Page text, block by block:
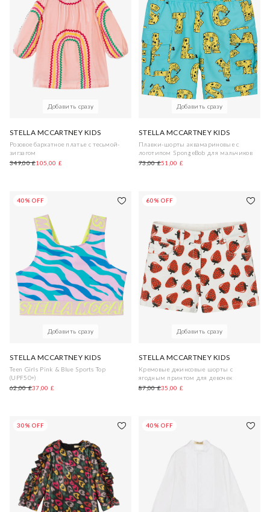
Добавить сразу
STELLA MCCARTNEY KIDS
Розовое бархатное платье с тесьмой-
зигзагом
349,00 £105,00 £
Добавить сразу
STELLA MCCARTNEY KIDS
Плавки-шорты аквамариновые с
логотипом SpongeBob для мальчиков
73,00 £51,00 £
40% OFF
Добавить сразу
STELLA MCCARTNEY KIDS
Teen Girls Pink & Blue Sports Top
(UPF50+)
62,00 £37,00 £
60% OFF
Добавить сразу
STELLA MCCARTNEY KIDS
Кремовые джинсовые шорты с
ягодным принтом для девочек
87,00 £35,00 £
30% OFF 40% OFF